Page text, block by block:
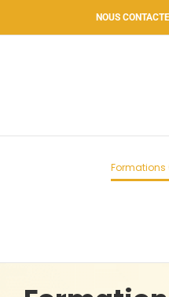
NOUS
Formations